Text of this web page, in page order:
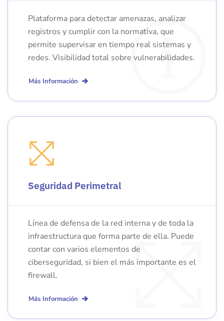
Plataforma para detectar amenazas, analizar
registros y cumplir con la normativa, que
permite supervisar en tiempo real sistemas y
redes. Visibilidad total sobre vulnerabilidades.
Más Información
Seguridad Perimetral
Línea de defensa de la red interna y de toda la
infraestructura que forma parte de ella. Puede
contar con varios elementos de
ciberseguridad, si bien el más importante es el
firewall.
Más Información